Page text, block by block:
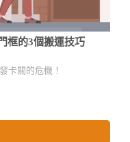
框的3個搬運技巧
卡關的危機！